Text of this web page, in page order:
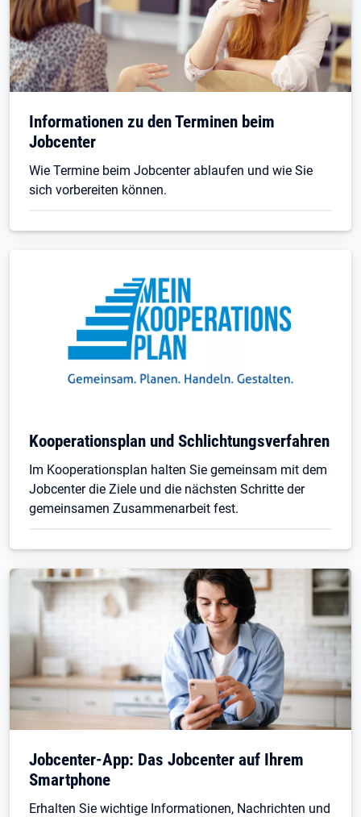
Informationen zu den Terminen beim
Jobcenter
Wie Termine beim Jobcenter ablaufen und wie Sie
sich vorbereiten können.
Kooperationsplan und Schlichtungsverfahren
Im Kooperationsplan halten Sie gemeinsam mit dem
Jobcenter die Ziele und die nächsten Schritte der
gemeinsamen Zusammenarbeit fest.
Jobcenter-App: Das Jobcenter auf Ihrem
Smartphone
Erhalten Sie wichtige Informationen, Nachrichten und